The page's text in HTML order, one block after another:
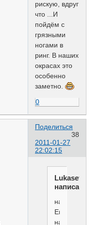
рискую, вдруг
что ...И
пойдём с
грязными
ногами в
ринг. В наших
окрасах это
особенно
заметно.
0
Поделиться
38
2011-01-27
22:02:15
Lukasevich
написал(а):
на
Евразии
народ